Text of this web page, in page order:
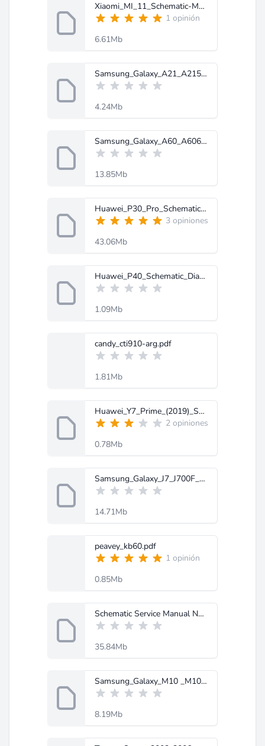
Xiaomi_MI_11_Schematic-MobileRdx.com.rar
1 opinión
6.61Mb
Samsung_Galaxy_A21_A215U_Service_Manual_Schematic (1).rar
4.24Mb
Samsung_Galaxy_A60_A6060_Schematic_Diagram-MobileRdx.com.zip
13.85Mb
Huawei_P30_Pro_Schematic_Diagram-MobileRdx.com.zip
3 opiniones
43.06Mb
Huawei_P40_Schematic_Diagram-MobileRdx.com.zip
1.09Mb
candy_cti910-arg.pdf
1.81Mb
Huawei_Y7_Prime_(2019)_Schematic_Diagram[MobileRdx.com].rar
2 opiniones
0.78Mb
Samsung_Galaxy_J7_J700F_Schematic_Diagram.zip
14.71Mb
peavey_kb60.pdf
1 opinión
0.85Mb
Schematic Service Manual Note 9 (SM-N960F)-MobileRdx.com.rar
35.84Mb
Samsung_Galaxy_M10 _M105F_Schematic_Diagram-MobileRdx.com.rar
8.19Mb